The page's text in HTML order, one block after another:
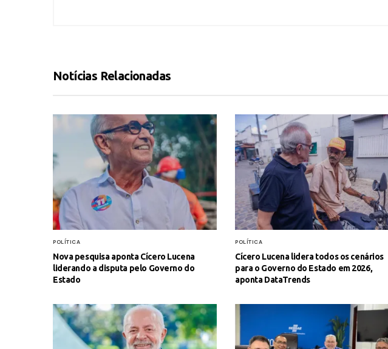
Notícias Relacionadas
POLÍTICA
Nova pesquisa aponta Cícero Lucena
liderando a disputa pelo Governo do
Estado
POLÍTICA
Cícero Lucena lidera todos os cenários
para o Governo do Estado em 2026,
aponta DataTrends